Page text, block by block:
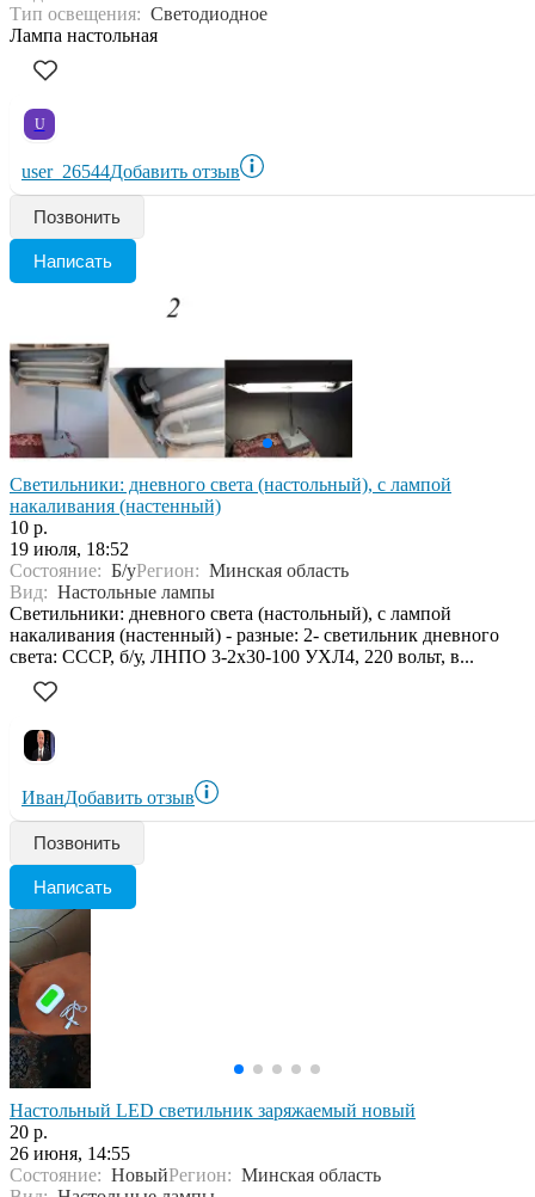
Тип освещения: Светодиодное
Лампа настольная
U
user_26544Добавить отзыв
Позвонить
Написать
Светильники: дневного света (настольный), с лампой
накаливания (настенный)
10 р.
19 июля, 18:52
Состояние: Б/уРегион: Минская область
Вид: Настольные лампы
Светильники: дневного света (настольный), с лампой
накаливания (настенный) - разные: 2- светильник дневного
света: СССР, б/у, ЛНПО 3-2х30-100 УХЛ4, 220 вольт, в...
ИванДобавить отзыв
Позвонить
Написать
Настольный LED светильник заряжаемый новый
20 р.
26 июня, 14:55
Состояние: НовыйРегион: Минская область